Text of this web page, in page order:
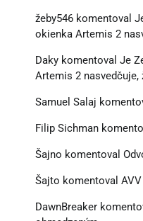
žeby546komentoval
okienka Artemis 2
Dakykomentoval Je
Artemis 2 nasvedčuje,
Samuel Salaj
Filip Sichman
Šajno komentoval
Šajto komentoval AVV
DawnBreaker